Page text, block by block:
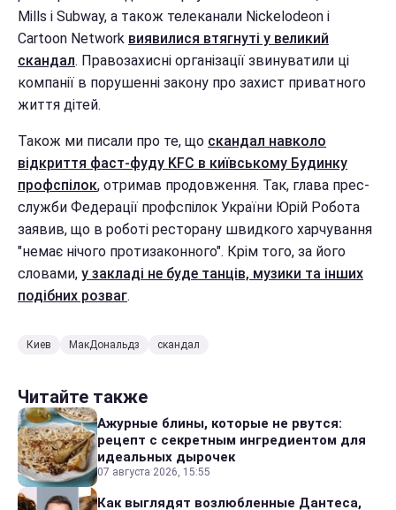
Mills і Subway, а також телеканали Nickelodeon і
Cartoon Network виявилися втягнуті у великий
скандал. Правозахисні організації звинуватили ці
компанії в порушенні закону про захист приватного
життя дітей.
Також ми писали про те, що скандал навколо
відкриття фаст-фуду KFC в київському Будинку
профспілок, отримав продовження. Так, глава прес-
служби Федерації профспілок України Юрій Робота
заявив, що в роботі ресторану швидкого харчування
"немає нічого протизаконного". Крім того, за його
словами, у закладі не буде танців, музики та інших
подібних розваг.
Киев МакДональдз скандал
Читайте также
Ажурные блины, которые не рвутся:
рецепт с секретным ингредиентом для
идеальных дырочек
07 августа 2026, 15:55
Как выглядят возлюбленные Дантеса,